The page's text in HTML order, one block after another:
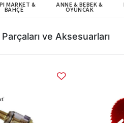
MARKET &
BAHÇE
ANNE & BEBEK &
OYUNCAK
ve Aksesuarları